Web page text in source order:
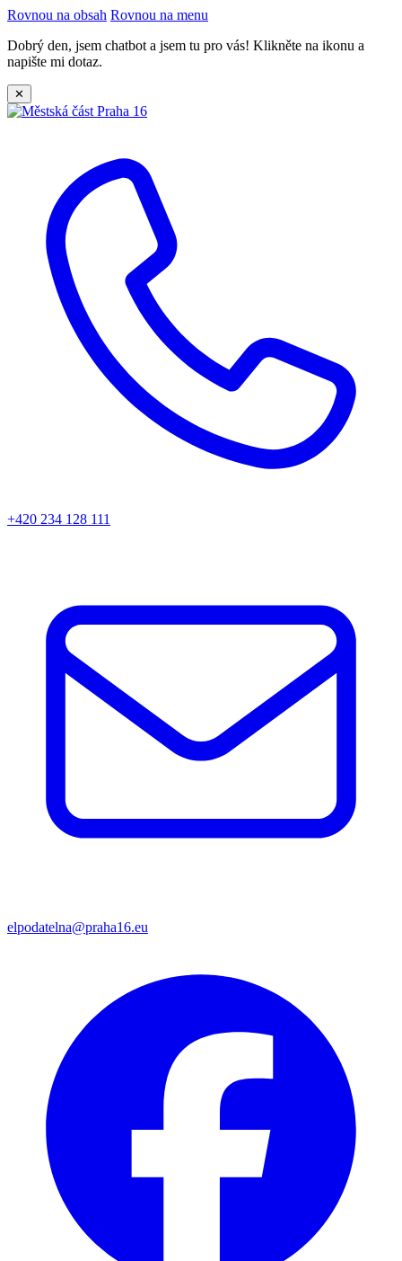
Rovnou na obsah Rovnou na menu
Dobrý den, jsem chatbot a jsem tu pro vás! Klikněte na ikonu a
napište mi dotaz.
✕
+420 234 128 111
elpodatelna@praha16.eu